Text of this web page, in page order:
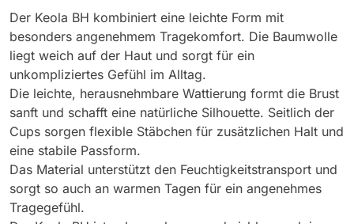
Der Keola BH kombiniert eine leichte Form mit
besonders angenehmem Tragekomfort. Die Baumwolle
liegt weich auf der Haut und sorgt für ein
unkompliziertes Gefühl im Alltag.
Die leichte, herausnehmbare Wattierung formt die Brust
sanft und schafft eine natürliche Silhouette. Seitlich der
Cups sorgen flexible Stäbchen für zusätzlichen Halt und
eine stabile Passform.
Das Material unterstützt den Feuchtigkeitstransport und
sorgt so auch an warmen Tagen für ein angenehmes
Tragegefühl.